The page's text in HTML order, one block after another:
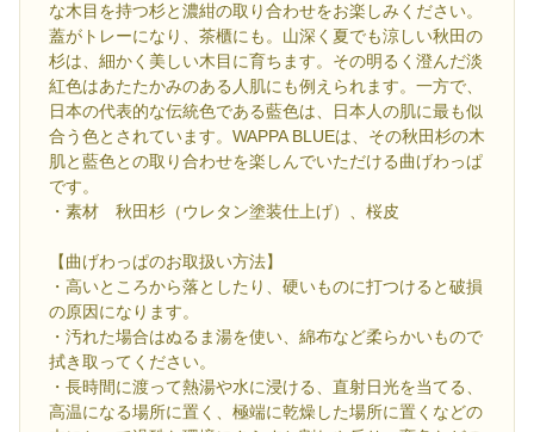
な木目を持つ杉と濃紺の取り合わせをお楽しみください。
蓋がトレーになり、茶櫃にも。山深く夏でも涼しい秋田の
杉は、細かく美しい木目に育ちます。その明るく澄んだ淡
紅色はあたたかみのある人肌にも例えられます。一方で、
日本の代表的な伝統色である藍色は、日本人の肌に最も似
合う色とされています。WAPPA BLUEは、その秋田杉の木
肌と藍色との取り合わせを楽しんでいただける曲げわっぱ
です。
・素材 秋田杉（ウレタン塗装仕上げ）、桜皮
【曲げわっぱのお取扱い方法】
・高いところから落としたり、硬いものに打つけると破損
の原因になります。
・汚れた場合はぬるま湯を使い、綿布など柔らかいもので
拭き取ってください。
・長時間に渡って熱湯や水に浸ける、直射日光を当てる、
高温になる場所に置く、極端に乾燥した場所に置くなどの